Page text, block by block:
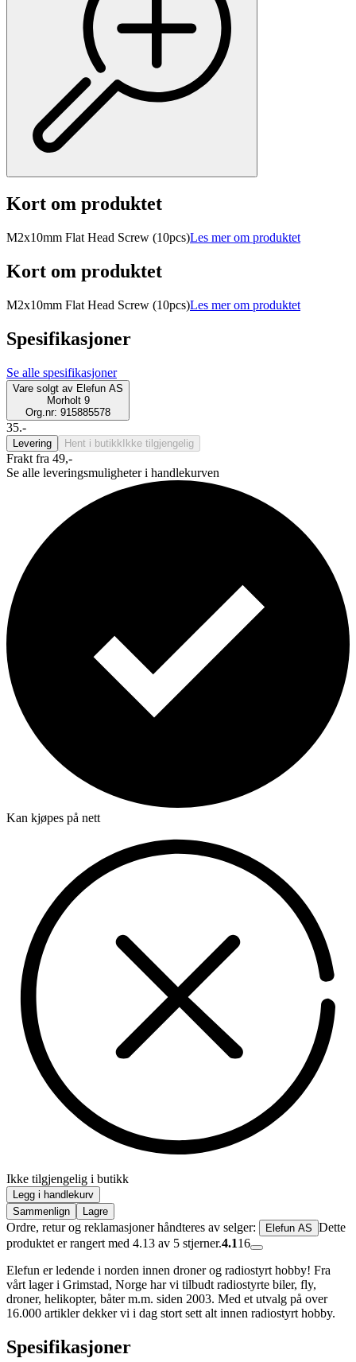
Kort om produktet
M2x10mm Flat Head Screw (10pcs)Les mer om produktet
Kort om produktet
M2x10mm Flat Head Screw (10pcs)Les mer om produktet
Spesifikasjoner
Se alle spesifikasjoner
Vare solgt av Elefun AS
Morholt 9
Org.nr: 915885578
35.-
Levering Hent i butikk Ikke tilgjengelig
Frakt fra 49,-
Se alle leveringsmuligheter i handlekurven
Kan kjøpes på nett
Ikke tilgjengelig i butikk
Legg i handlekurv
Sammenlign
Lagre
Ordre, retur og reklamasjoner håndteres av selger: Elefun AS Dette
produktet er rangert med 4.13 av 5 stjerner.4.116
Elefun er ledende i norden innen droner og radiostyrt hobby! Fra
vårt lager i Grimstad, Norge har vi tilbudt radiostyrte biler, fly,
droner, helikopter, båter m.m. siden 2003. Med et utvalg på over
16.000 artikler dekker vi i dag stort sett alt innen radiostyrt hobby.
Spesifikasjoner